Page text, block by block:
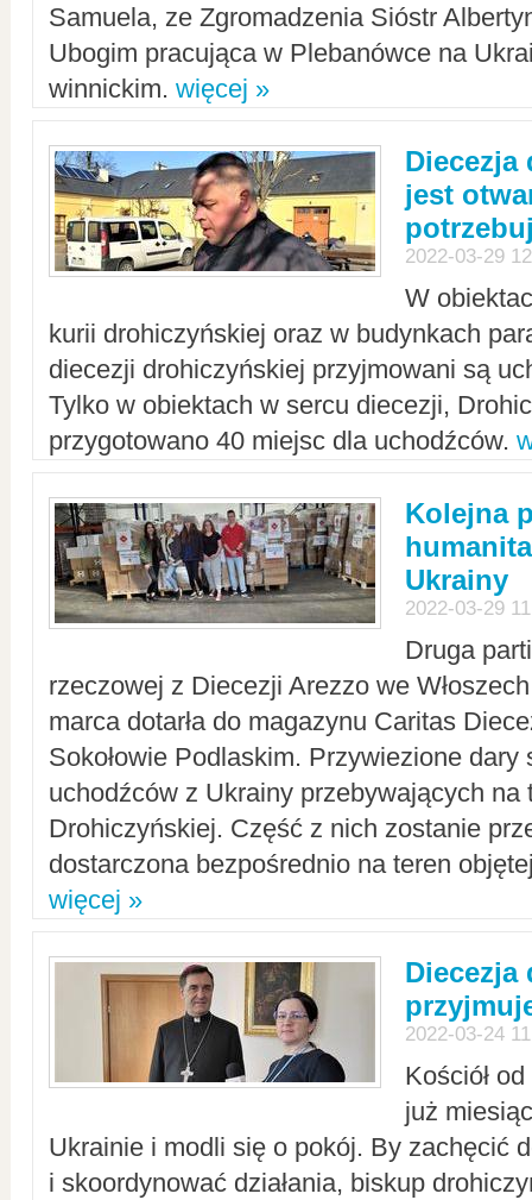
Samuela, ze Zgromadzenia Sióstr
Ubogim pracująca w Plebanówce na
winnickim. więcej »
Diecezja
jest
2022-03-29
W
kurii drohiczyńskiej oraz w budynkach
diecezji drohiczyńskiej przyjmowani są
Tylko w obiektach w sercu diecezji,
przygotowano 40 miejsc dla uchodźców.
Kolejna
Ukrainy
2022-03-29
Druga
rzeczowej z Diecezji Arezzo we
marca dotarła do magazynu Caritas
Sokołowie Podlaskim. Przywiezione dary
uchodźców z Ukrainy przebywających na
Drohiczyńskiej. Część z nich zostanie
dostarczona bezpośrednio na teren
więcej »
Diecezja
2022-03-24
Kościół
już
Ukrainie i modli się o pokój. By zachęcić
i skoordynować działania, biskup